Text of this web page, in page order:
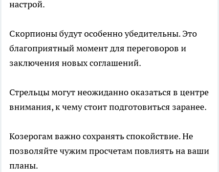
настрой.
Скорпионы будут особенно убедительны. Это
благоприятный момент для переговоров и
заключения новых соглашений.
Стрельцы могут неожиданно оказаться в центре
внимания, к чему стоит подготовиться заранее.
Козерогам важно сохранять спокойствие. Не
позволяйте чужим просчетам повлиять на ваши
планы.